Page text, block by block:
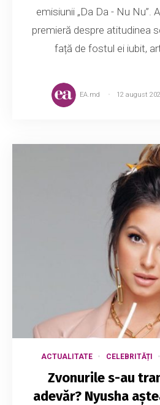
emisiunii „Da Da - Nu Nu”.
premieră despre atitudinea
față de fostul ei iubit,
EA.md 12 august
ACTUALITATE CELEBRITĂȚI
Zvonurile s-au
adevăr? Nyusha